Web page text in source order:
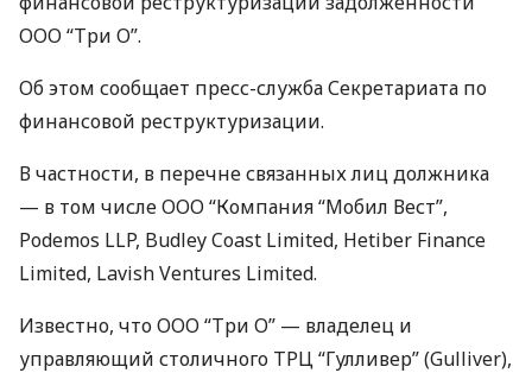
ООО “Три О”.
Об этом сообщает пресс-служба Секретариата по
финансовой реструктуризации.
В частности, в перечне связанных лиц должника
— в том числеООО “Компания “Мобил Вест”,
Podemos LLP, Budley Coast Limited, Hetiber Finance
Limited, Lavish Ventures Limited.
Известно, чтоООО “Три О” — владелец и
управляющий столичного ТРЦ“Гулливер” (Gulliver),